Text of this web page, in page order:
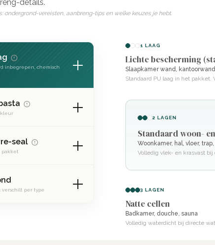
details.
ondergrond-vereisten, aanbreng-tips en welke keuzes je hebt.
inbegrepen, chemisch
kleur
seal
pakket
verschilt per type
1 LAAG
Lichte bescherming
Slaapkamer wand, kantoorwand
Standaard PU laag in het
2 LAGEN
Standaard woon-
Woonkamer, hal, vloer,
Volledig vlek- en krasvast
3 LAGEN
Natte cellen
Badkamer, douche, sauna
Volledig waterdicht bij directe